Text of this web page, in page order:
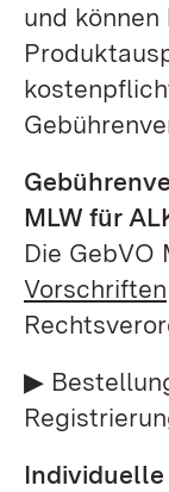
und
MLW für
Die GebVO
Vorschriften
▶